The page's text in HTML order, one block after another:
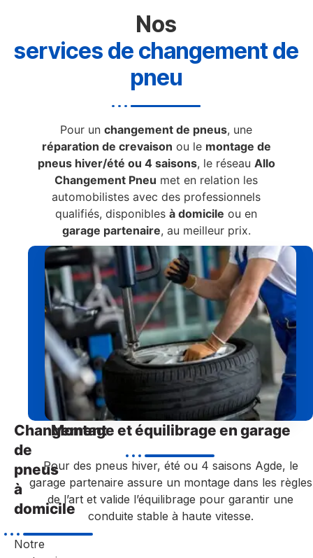
Nos
services de changement de
pneu
Pour unchangement de pneus, une
réparation de crevaison ou le montage de
pneus hiver/été ou 4 saisons, le réseau Allo
Changement Pneu met en relation les
automobilistes avec des professionnels
qualifiés, disponiblesà domicile ou en
garage partenaire, au meilleur prix.
Changement
de
pneus
à
domicile
Notre
Montage et équilibrage en garage
Pour des pneus hiver, été ou 4 saisons Agde, le
garage partenaire assure un montage dans les règles
de l’art et valide l’équilibrage pour garantir une
conduite stable à haute vitesse.